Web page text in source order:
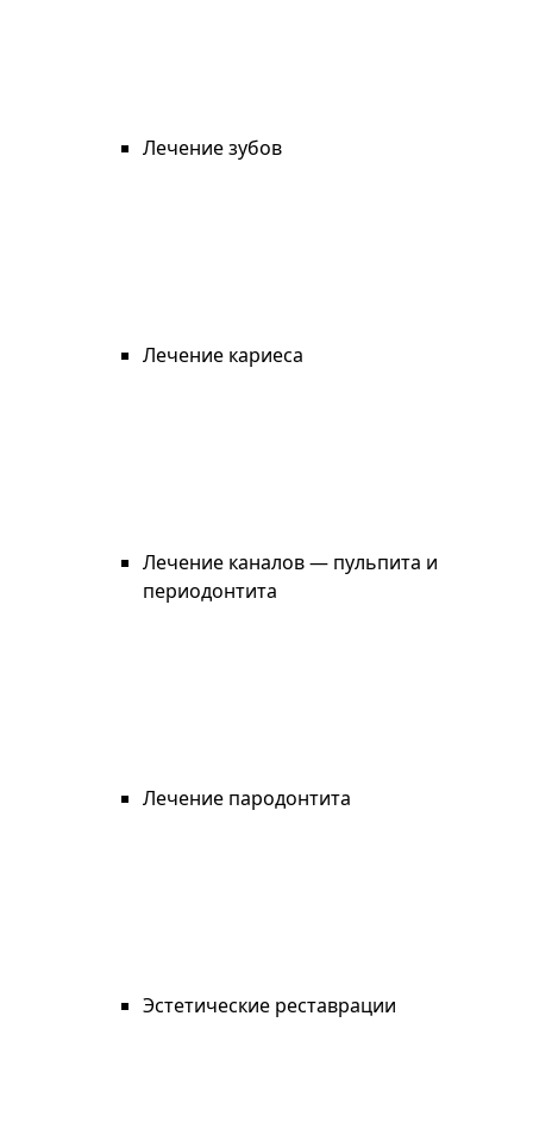
Лечение зубов
Лечение кариеса
Лечение каналов — пульпита и
периодонтита
Лечение пародонтита
Эстетические реставрации